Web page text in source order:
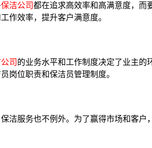
保洁公司都在追求高效率和高满意度，而
作效率，提升客户满意度。
司 的业务水平和工作制度决定了业主的
岗位职责和保洁员管理制度。
洁服务也不例外。为了赢得市场和客户，